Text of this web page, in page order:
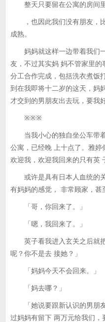
整天只要留在公寓的房间
，也因此我们没有朋友，比
成熟。
妈妈就这样一边带着我们一
友，不过其实妈 妈不管家里
分工合作完成，包括洗衣煮饭
到在我即将十二岁的这天，妈
才交到的男朋友出去玩，要我
※※※
当我小心的独自坐公车带着
公寓，已经晚 上十点了。雅
欢迎我，欢迎我回来的只有英
或许是具有日本人血统的关
有妈妈的感觉， 非常顾家，甚
「哥，你回来了。」
「嗯，我回来了。」
英子看我进入玄关之后就把
呢？你不是去 接她？」
「妈妈今天不会回来。」
「妈去哪？」
「她说要跟新认识的男朋友
过妈妈有留下 两万元给我们，